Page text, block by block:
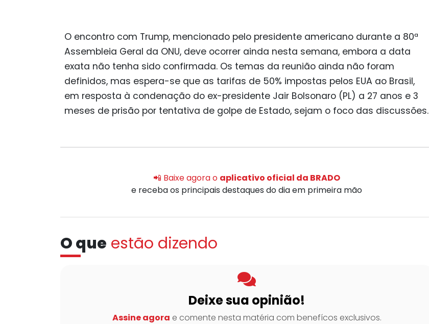
O encontro com Trump, mencionado pelo presidente americano durante a 80ª
Assembleia Geral da ONU, deve ocorrer ainda nesta semana, embora a data
exata não tenha sido confirmada. Os temas da reunião ainda não foram
definidos, mas espera-se que as tarifas de 50% impostas pelos EUA ao Brasil,
em resposta à condenação do ex-presidente Jair Bolsonaro (PL) a 27 anos e 3
meses de prisão por tentativa de golpe de Estado, sejam o foco das discussões.
📲 Baixe agora o aplicativo oficial da BRADO
e receba os principais destaques do dia em primeira mão
O que estão dizendo
Deixe sua opinião!
Assine agora e comente nesta matéria com benefícos exclusivos.